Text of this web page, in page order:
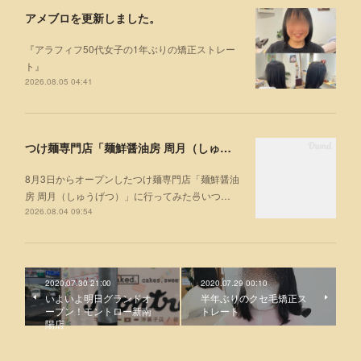
アメブロを更新しました。
『アラフィフ50代女子の1年ぶりの矯正ストレー
ト』
2026.08.05 04:41
つけ麺専門店「麺鮮醤油房 周月（しゅうげつ）」⁡ に行ってみた🍜
8月3日からオープンしたつけ麺専門店「麺鮮醤油
房 周月（しゅうげつ）」⁡に行ってみた🍜いつ…
2026.08.04 09:54
2020.07.30 21:00
いよいよ明日グランドオ
ープン！モントロー新南
陽店
2020.07.29 00:10
半年ぶりのクセ毛矯正ス
トレート